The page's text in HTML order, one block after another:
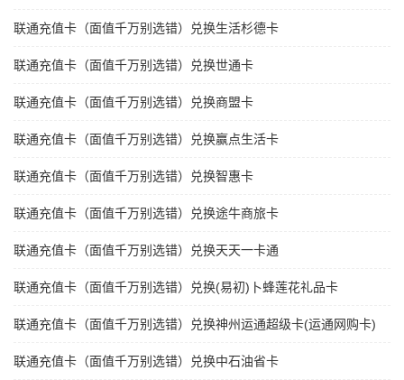
联通充值卡（面值千万别选错）兑换生活杉德卡
联通充值卡（面值千万别选错）兑换世通卡
联通充值卡（面值千万别选错）兑换商盟卡
联通充值卡（面值千万别选错）兑换赢点生活卡
联通充值卡（面值千万别选错）兑换智惠卡
联通充值卡（面值千万别选错）兑换途牛商旅卡
联通充值卡（面值千万别选错）兑换天天一卡通
联通充值卡（面值千万别选错）兑换(易初)卜蜂莲花礼品卡
联通充值卡（面值千万别选错）兑换神州运通超级卡(运通网购卡)
联通充值卡（面值千万别选错）兑换中石油省卡